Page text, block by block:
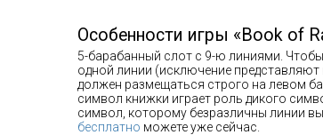
Особенности игры «Book of
5-барабанный слот с 9-ю линиями.
одной линии (исключение
должен размещаться строго на левом
символ книжки играет роль дикого
символ, которому безразличны линии
бесплатно можете уже сейчас.